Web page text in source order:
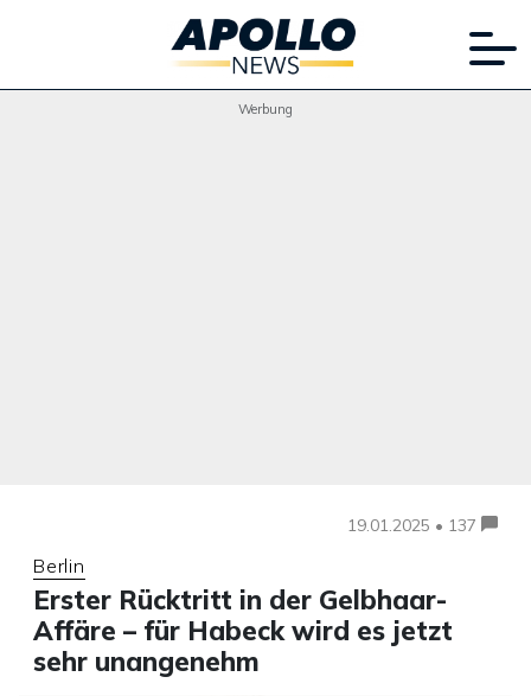
Werbung
19.01.2025 • 137
Berlin
Erster Rücktritt in der Gelbhaar-
Affäre – für Habeck wird es jetzt
sehr unangenehm